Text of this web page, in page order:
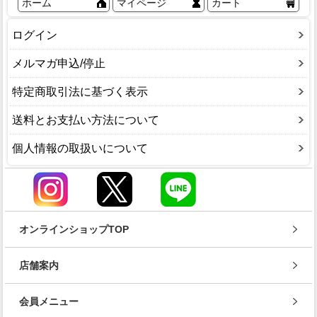
ホーム マイページ カート
ログイン
メルマガ申込/停止
特定商取引法に基づく表示
送料とお支払い方法について
個人情報の取扱いについて
オンラインショップTOP
店舗案内
会員メニュー